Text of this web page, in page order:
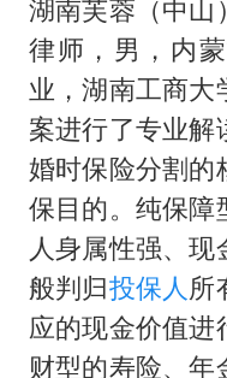
湖南芙蓉（中山
律师，男，内
业，湖南工商大
案进行了专业解
婚时保险分割的
保目的。纯保障
人身属性强、
般判归投保人所
应的现金价值进
财型的寿险、年